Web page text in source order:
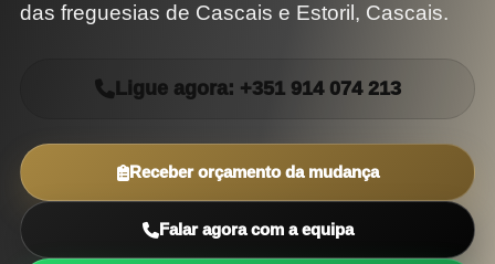
das freguesias de Cascais e Estoril, Cascais.
Ligue agora: +351 914 074 213
Receber orçamento da mudança
Falar agora com a equipa